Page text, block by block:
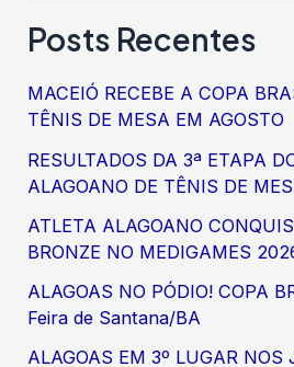
Posts Recentes
MACEIÓ RECEBE A COPA
TÊNIS DE MESA EM AGOSTO
RESULTADOS DA 3ª ETAPA
ALAGOANO DE TÊNIS DE
ATLETA ALAGOANO
BRONZE NO MEDIGAMES
ALAGOAS NO PÓDIO! COPA
Feira de Santana/BA
ALAGOAS EM 3º LUGAR NOS